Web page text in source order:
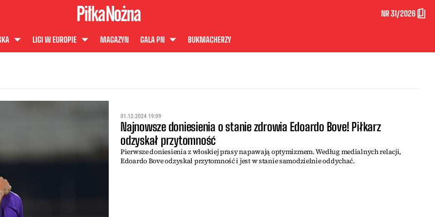
NR 31/2026
LIGI W EUROPIE MAGAZYN GALA PN BUKMACHERZY
01.12.2024 19:09
Najnowsze doniesienia o stanie zdrowia Edoardo Bove! Piłkarz
odzyskał przytomność
Pierwsze doniesienia z włoskiej prasy napawają optymizmem. Według medialnych relacji,
Edoardo Bove odzyskał przytomność i jest w stanie samodzielnie oddychać.